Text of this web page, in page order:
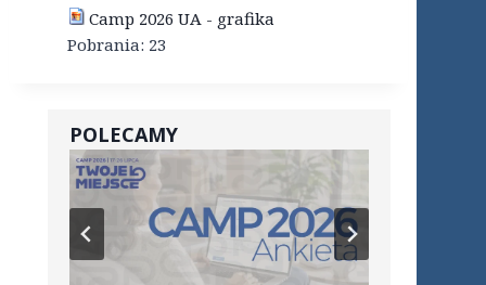
Camp 2026 UA - grafika
Pobrania: 23
POLECAMY